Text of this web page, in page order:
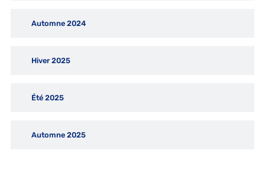
Automne 2024
Hiver 2025
Été 2025
Automne 2025